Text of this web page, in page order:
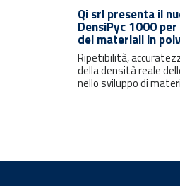
Qi srl presenta il
DensiPyc 1000
dei materiali in
Ripetibilità,
della densità reale
nello sviluppo di
Rimani sempre aggiornato
ultime notizie e i prossimi